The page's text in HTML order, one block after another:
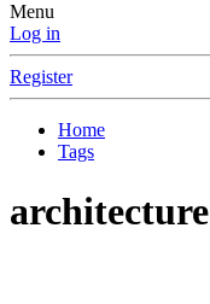
Menu
Log in
Register
Home
Tags
architecture